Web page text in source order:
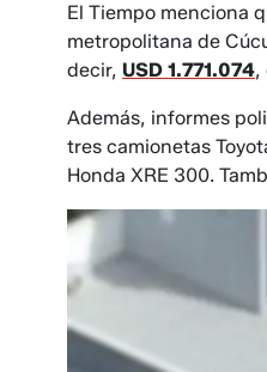
El Tiempo menciona
metropolitana de
decir, USD 1.771.074,
Además, informes
tres camionetas
Honda XRE 300.